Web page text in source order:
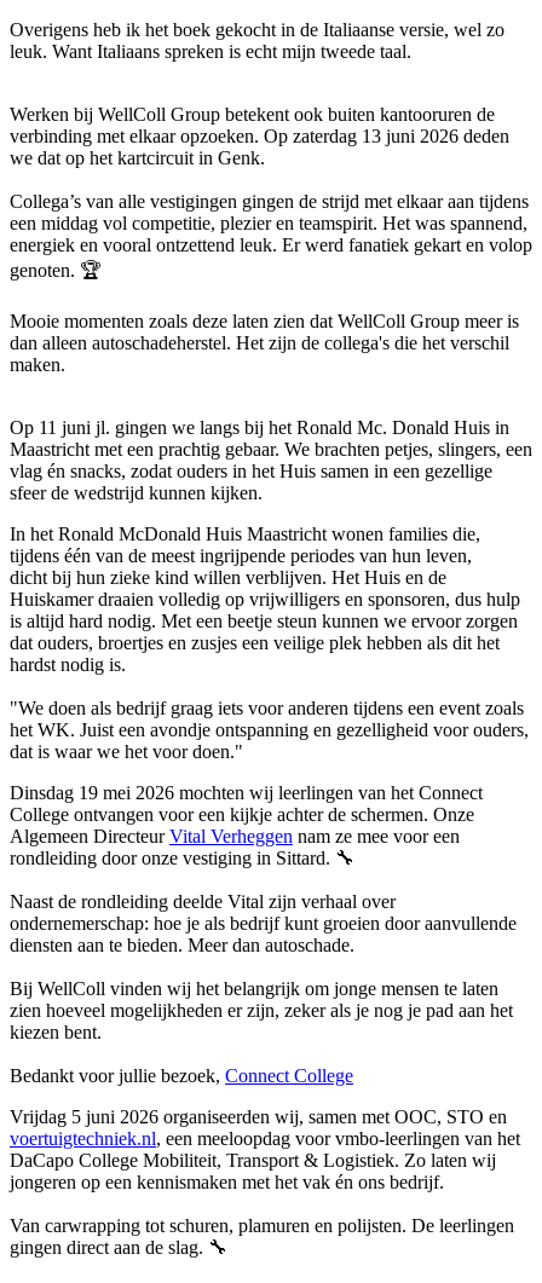
Overigens heb ik het boek gekocht in de Italiaanse versie, wel zo
leuk. Want Italiaans spreken is echt mijn tweede taal.
Werken bij WellColl Group betekent ook buiten kantooruren de
verbinding met elkaar opzoeken. Op zaterdag 13 juni 2026 deden
we dat op het kartcircuit in Genk.
Collega’s van alle vestigingen gingen de strijd met elkaar aan tijdens
een middag vol competitie, plezier en teamspirit. Het was spannend,
energiek en vooral ontzettend leuk. Er werd fanatiek gekart en volop
genoten. 🏆
Mooie momenten zoals deze laten zien dat WellColl Group meer is
dan alleen autoschadeherstel. Het zijn de collega's die het verschil
maken.
Op 11 juni jl. gingen we langs bij het Ronald Mc. Donald Huis in
Maastricht met een prachtig gebaar. We brachten petjes, slingers, een
vlag én snacks, zodat ouders in het Huis samen in een gezellige
sfeer de wedstrijd kunnen kijken.
In het Ronald McDonald Huis Maastricht wonen families die,
tijdens één van de meest ingrijpende periodes van hun leven,
dicht bij hun zieke kind willen verblijven. Het Huis en de
Huiskamer draaien volledig op vrijwilligers en sponsoren, dus hulp
is altijd hard nodig. Met een beetje steun kunnen we ervoor zorgen
dat ouders, broertjes en zusjes een veilige plek hebben als dit het
hardst nodig is.
"We doen als bedrijf graag iets voor anderen tijdens een event zoals
het WK. Juist een avondje ontspanning en gezelligheid voor ouders,
dat is waar we het voor doen."
Dinsdag 19 mei 2026 mochten wij leerlingen van het Connect
College ontvangen voor een kijkje achter de schermen. Onze
Algemeen DirecteurVital Verheggen nam ze mee voor een
rondleiding door onze vestiging in Sittard. 🔧
Naast de rondleiding deelde Vital zijn verhaal over
ondernemerschap: hoe je als bedrijf kunt groeien door aanvullende
diensten aan te bieden. Meer dan autoschade.
Bij WellColl vinden wij het belangrijk om jonge mensen te laten
zien hoeveel mogelijkheden er zijn, zeker als je nog je pad aan het
kiezen bent.
Bedankt voor jullie bezoek, Connect College
Vrijdag 5 juni 2026 organiseerden wij, samen met OOC, STO en
voertuigtechniek.nl, een meeloopdag voor vmbo-leerlingen van het
DaCapo College Mobiliteit, Transport & Logistiek. Zo laten wij
jongeren op een kennismaken met het vak én ons bedrijf.
Van carwrapping tot schuren, plamuren en polijsten. De leerlingen
gingen direct aan de slag. 🔧